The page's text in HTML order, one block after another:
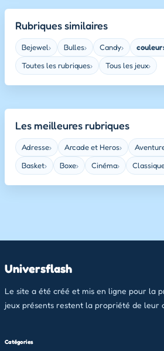
Rubriques similaires
Bejewel› Bulles› Candy›
Toutes les rubriques› Tous les jeux›
Les meilleures rubriques
Adresse› Arcade et Heros›
Basket› Boxe› Cinéma›
Universflash
Le site a été créé et mis en ligne pour la
jeux présents restent la propriété de leur
Catégories